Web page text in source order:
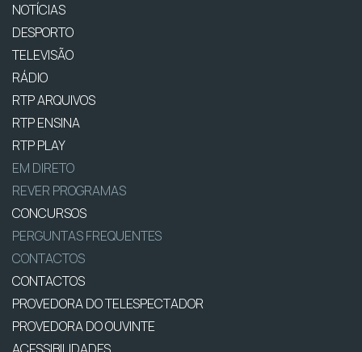
NOTÍCIAS
DESPORTO
TELEVISÃO
RÁDIO
RTP ARQUIVOS
RTP ENSINA
RTP PLAY
EM DIRETO
REVER PROGRAMAS
CONCURSOS
PERGUNTAS FREQUENTES
CONTACTOS
CONTACTOS
PROVEDORA DO TELESPECTADOR
PROVEDORA DO OUVINTE